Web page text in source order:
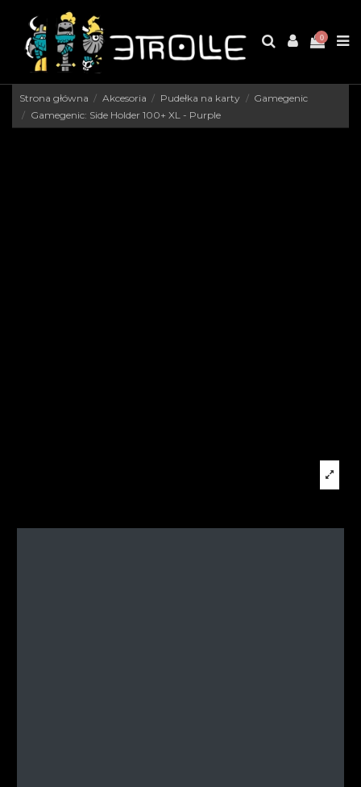
0
Strona główna Akcesoria Pudełka na karty
Gamegenic
Gamegenic: Side Holder 100+ XL - Purple